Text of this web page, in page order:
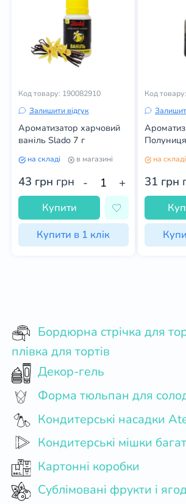
Код товару: 190082910
Залишити відгук
Ароматизатор харчовий
ваніль Slado 7 г
на складі в магазині
43 грн грн - +
Купити
Купити в 1 клік
Код
на складі
31 грн
плівка для тортів
Декор-гель
Форма тюльпан для
Кондитерські насадки
Кондитерські мішки
Картонні коробки
Сублімовані фрукти і